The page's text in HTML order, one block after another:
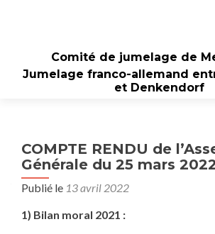
Comité de jumelage de
Jumelage franco-allemand
et Denkendorf
COMPTE RENDU de
Générale du 25 mars
Publié le 13 avril 2022
1) Bilan moral 2021 :